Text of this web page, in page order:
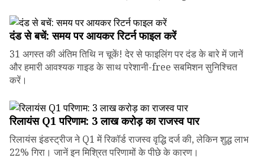
दंड से बचें: समय पर आयकर रिटर्न फाइल करें
31 अगस्त की अंतिम तिथि न चूकें! देर से फाइलिंग पर दंड के बारे में जानें
और हमारी आवश्यक गाइड के साथ परेशानी-free सबमिशन सुनिश्चित
करें।
रिलायंस Q1 परिणाम: ₹3 लाख करोड़ का राजस्व पार
रिलायंस इंडस्ट्रीज ने Q1 में रिकॉर्ड राजस्व वृद्धि दर्ज की, लेकिन शुद्ध लाभ
22% गिरा। जानें इन मिश्रित परिणामों के पीछे के कारण।